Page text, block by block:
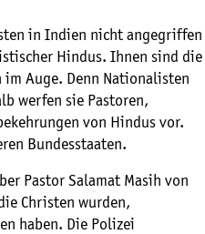
in Indien nicht angegriffen
Hindus. Ihnen sind die
Auge. Denn Nationalisten
werfen sie Pastoren,
von Hindus vor.
Bundesstaaten.
Pastor Salamat Masih von
Christen wurden,
haben. Die Polizei